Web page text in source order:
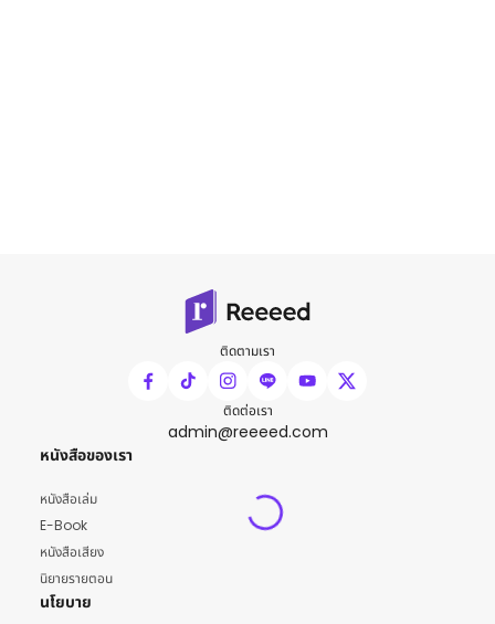
ติดตามเรา
ติดต่อเรา
admin@reeeed.com
หนังสือของเรา
หนังสือเล่ม
E-Book
หนังสือเสียง
นิยายรายตอน
นโยบาย